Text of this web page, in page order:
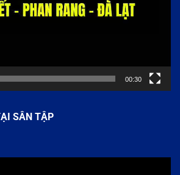
00:30
SÂN TẬP